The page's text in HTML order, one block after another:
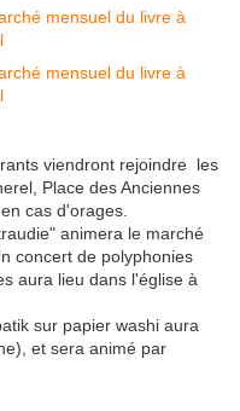
viendront rejoindre les
Place des Anciennes
cas d'orages.
animera le marché
concert de polyphonies
aura lieu dans l'église à
sur papier washi aura
et sera animé par